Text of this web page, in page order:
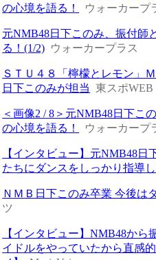
の心境を語る！
ウォーカープ
元NMB48日下このみ、振付師
る！(1/2) ウォーカープラス
ＳＴＵ４８「檸檬とレモン」
日下このみが担当 東スポWEB
＜画像2 / 8＞元NMB48日下こ
の心境を語る！
ウォーカープ
【インタビュー】元NMB48
たちにダンスをしっかり指導し
ＮＭＢ日下このみ卒業 今後は
ツ
【インタビュー】NMB48か
イドルをやっていたから直感